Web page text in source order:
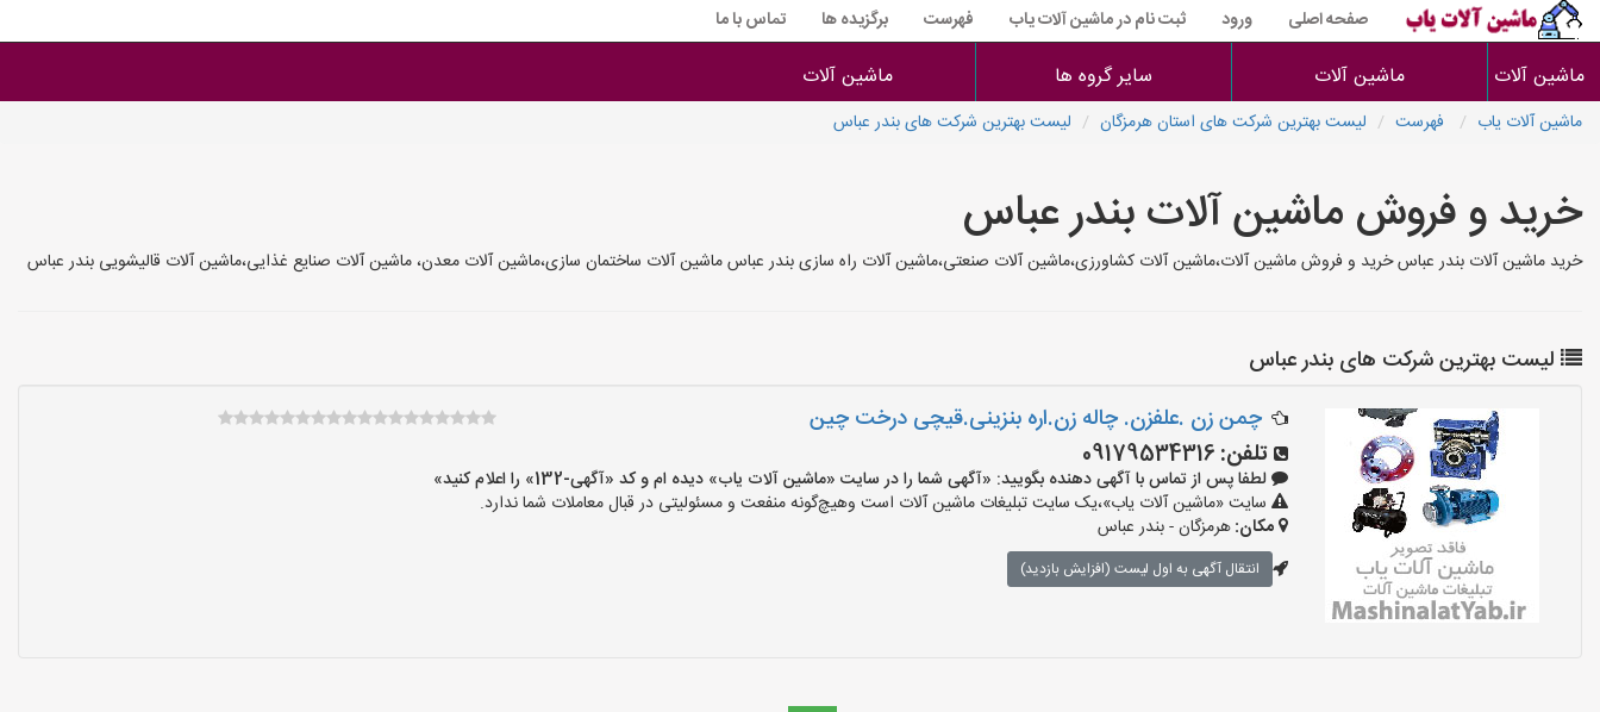
صفحه اصلی ورود ثبت نام در ماشین آلات یاب فهرست برگزیده ها تماس با ما
ماشین آلات ماشین آلات سایر گروه ها ماشین آلات
ماشین آلات یاب فهرست لیست بهترین شرکت های استان هرمزگان لیست بهترین شرکت های بندر عباس
خرید و فروش ماشین آلات بندر عباس
خرید ماشین آلات بندر عباس خرید و فروش ماشین آلات،ماشین آلات کشاورزی،ماشین آلات صنعتی،ماشین آلات راه سازی بندر عباس ماشین آلات ساختمان سازی،ماشین آلات معدن، ماشین آلات صنایع غذایی،ماشین آلات قالیشویی بندر عباس
لیست بهترین شرکت های بندر عباس
چمن زن .علفزن. چاله زن.اره بنزینی.قیچی درخت چین
تلفن: 09179534316
لطفا پس از تماس با آگهی دهنده بگویید: «آگهی شما را در سایت «ماشین آلات یاب» دیده ام و کد «آگهی-132» را اعلام کنید»
سایت «ماشین آلات یاب»،یک سایت تبلیغات ماشین آلات است وهیچ‌گونه منفعت و مسئولیتی در قبال معاملات شما ندارد.
مکان:هرمزگان - بندر عباس
انتقال آگهی به اول لیست (افزایش بازدید)